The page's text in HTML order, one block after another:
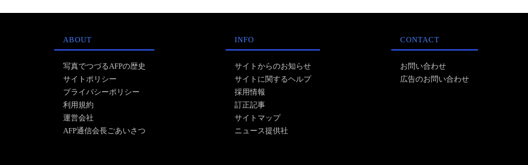
ABOUT
写真でつづるAFPの歴史
サイトポリシー
プライバシーポリシー
利用規約
運営会社
AFP通信会長ごあいさつ
INFO
サイトからのお知らせ
サイトに関するヘルプ
採用情報
訂正記事
サイトマップ
ニュース提供社
CONTACT
お問い合わせ
広告のお問い合わせ